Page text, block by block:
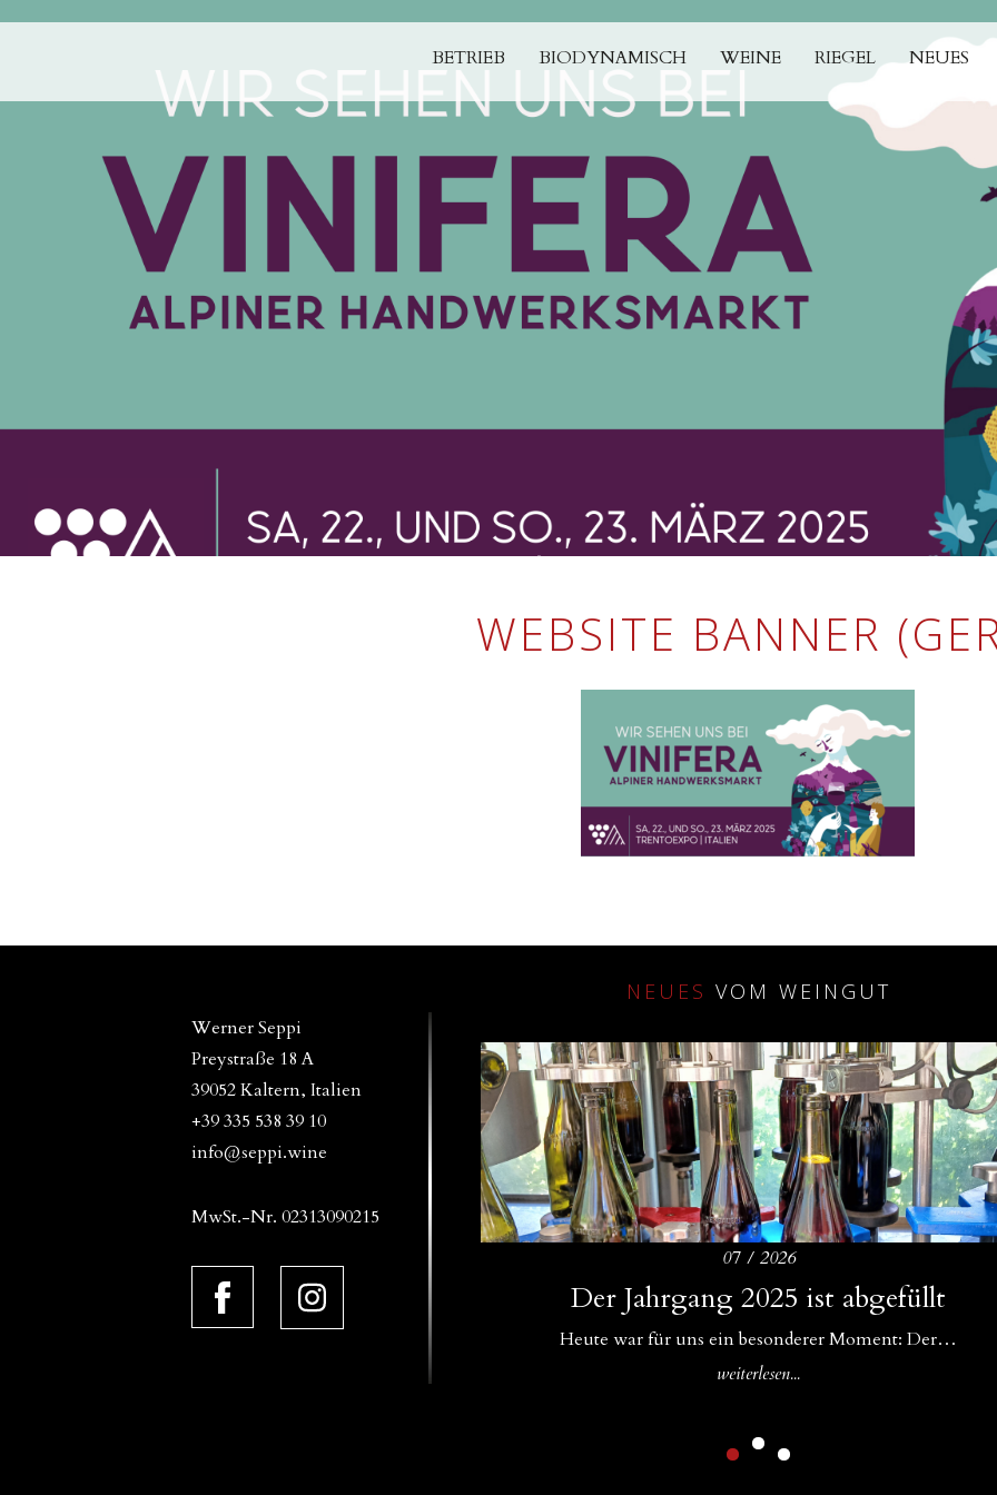
BETRIEB BIODYNAMISCH WEINE RIEGEL NEUES
WEBSITE BANNER
Werner Seppi
Preystraße 18 A
39052 Kaltern, Italien
+39 335 538 39 10
info@seppi.wine
MwSt.-Nr. 02313090215
NEUES VOM WEINGUT
07 / 2026
Der Jahrgang 2025 ist abgefüllt
Heute war für uns ein besonderer Moment: Der…
weiterlesen...
Amphoren als ideale Ergänzung zu
Betonfässern und Betoneiern
In unserem Keller gibt es Zuwachs: Neben unseren…
Drei Bühnen für unsere Weine
Für uns im WeinGut Seppi sind Begegnungen ein…
weiterlesen...